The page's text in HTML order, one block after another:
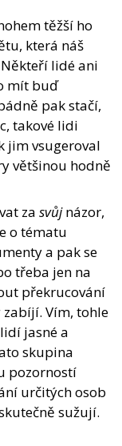
těžší ho
která náš
lidé ani
mít buď
pak stačí,
takové lidi
jim vsugeroval
většinou hodně
za svůjnázor,
o tématu
a pak se
třeba jen na
překrucování
Vím, tohle
jasné a
skupina
pozorností
určitých osob
sužují.